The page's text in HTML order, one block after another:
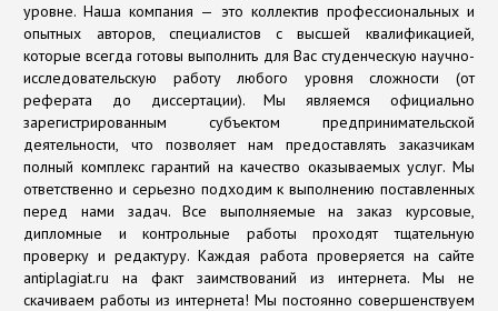
уровне. Наша компания — это коллектив профессиональных и
опытных авторов, специалистов с высшей квалификацией,
которые всегда готовы выполнить для Вас студенческую научно-
исследовательскую работу любого уровня сложности (от
реферата до диссертации). Мы являемся официально
зарегистрированным субъектом предпринимательской
деятельности, что позволяет нам предоставлять заказчикам
полный комплекс гарантий на качество оказываемых услуг. Мы
ответственно и серьезно подходим к выполнению поставленных
перед нами задач. Все выполняемые на заказ курсовые,
дипломные и контрольные работы проходят тщательную
проверку и редактуру. Каждая работа проверяется на сайте
antiplagiat.ru на факт заимствований из интернета. Мы не
скачиваем работы из интернета! Мы постоянно совершенствуем